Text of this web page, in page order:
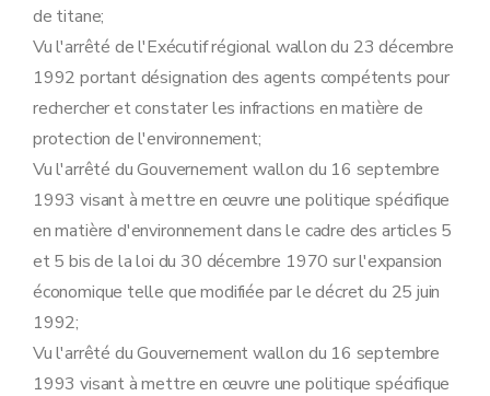
Art. 95
Sous-section 2 (Modalités de la procédure visée aux articles 65, §1
Art. 95bis
Art. 95ter
Art. 95quater
Art. 95sexies
Art. 95septies
Art. 95novies
Art. 95decies
Art. 96bis
Sous-section 2
Art. 97bis
Sous-section 3 Modalités du recours contre les mesures de sécurité, visé à l'article 71, §4 et §5, du décret
de titane;
Vu l'arrêté de l'Exécutif régional wallon du 23 décembre
1992 portant désignation des agents compétents pour
rechercher et constater les infractions en matière de
protection de l'environnement;
Vu l'arrêté du Gouvernement wallon du 16 septembre
1993 visant à mettre en œuvre une politique spécifique
en matière d'environnement dans le cadre des articles 5
et 5 bis de la loi du 30 décembre 1970 sur l'expansion
économique telle que modifiée par le décret du 25 juin
1992;
Vu l'arrêté du Gouvernement wallon du 16 septembre
1993 visant à mettre en œuvre une politique spécifique